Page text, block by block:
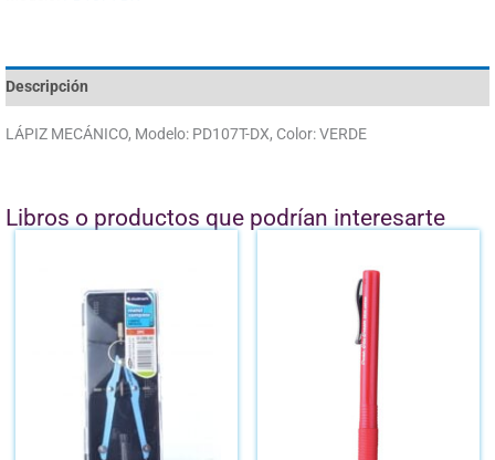
Descripción
LÁPIZ MECÁNICO, Modelo: PD107T-DX, Color: VERDE
Libros o productos que podrían interesarte